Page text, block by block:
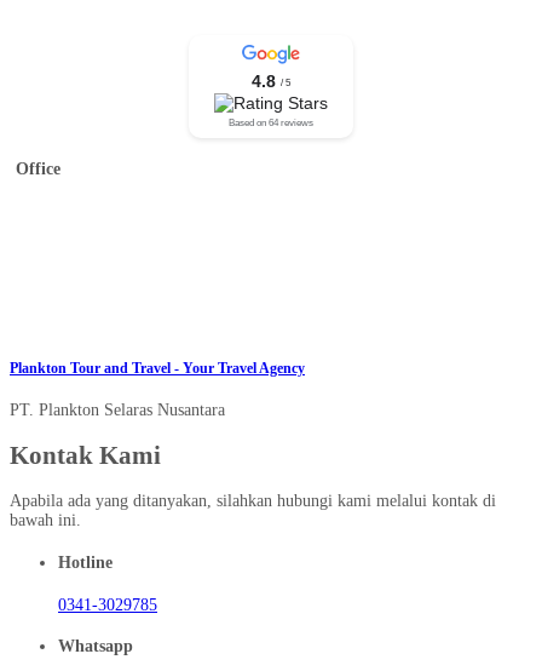
4.8 / 5
Based on 64 reviews
Office
Plankton Tour and Travel - Your Travel Agency
PT. Plankton Selaras Nusantara
Kontak Kami
Apabila ada yang ditanyakan, silahkan hubungi kami melalui kontak di
bawah ini.
Hotline
0341-3029785
Whatsapp